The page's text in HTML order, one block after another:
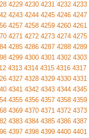
4229 4230 4231 4232 4233
4243 4244 4245 4246 4247
4257 4258 4259 4260 4261
4271 4272 4273 4274 4275
4285 4286 4287 4288 4289
4299 4300 4301 4302 4303
4313 4314 4315 4316 4317
4327 4328 4329 4330 4331
4341 4342 4343 4344 4345
4355 4356 4357 4358 4359
4369 4370 4371 4372 4373
4383 4384 4385 4386 4387
4397 4398 4399 4400 4401